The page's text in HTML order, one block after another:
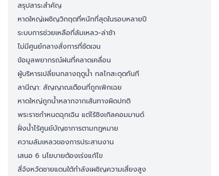
สรุปสาระสำคัญ
หาดใหญ่เผชิญวิกฤตที่หนักที่สุดในรอบหลายปี
ระบบการช่วยเหลือที่ล้มเหลว-ล่าช้า
ไม่มีศูนย์กลางสั่งการที่ชัดเจน
ข้อมูลพยากรณ์ฝนที่คลาดเคลื่อน
ผู้บริหารเปลี่ยนกลางฤดูน้ำ กลไกสะดุดทันที
ลานีญา: สัญญาณเตือนที่ถูกเพิกเฉย
หาดใหญ่ถูกน้ำหลากจากเส้นทางผิดปกติ
พระราชกำหนดฉุกเฉิน แต่ไร้ซิงเกิลคอมมานด์
ฝั่งน้ำไร้ศูนย์บัญชาการตามกฎหมาย
ความล้มเ​​​​​​​​​​​​​​​​หลวของการประสานงาน
เสนอ 6 นโยบายต้องเร่งแก้ไข
สี่จังหวัดชายแดนใต้กำลังเผชิญความเสี่ยงสูง